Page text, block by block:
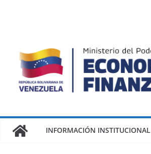
INFORMACIÓN INSTITUCIONAL